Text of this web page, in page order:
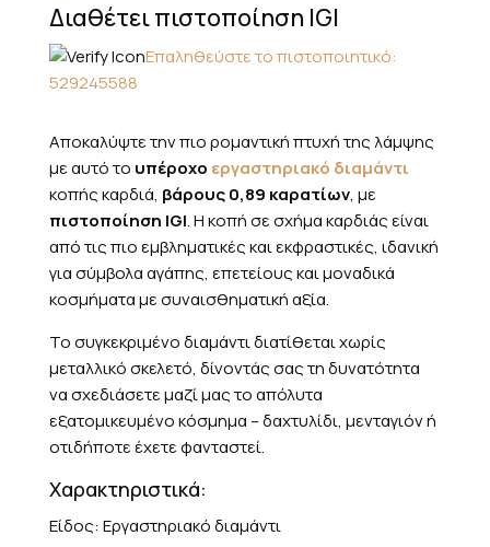
Διαθέτει πιστοποίηση IGI
Επαληθεύστε το πιστοποιητικό:
529245588
Αποκαλύψτε την πιο ρομαντική πτυχή της λάμψης
με αυτό το υπέροχο εργαστηριακό διαμάντι
κοπής καρδιά, βάρους 0,89 καρατίων, με
πιστοποίηση IGI. Η κοπή σε σχήμα καρδιάς είναι
από τις πιο εμβληματικές και εκφραστικές, ιδανική
για σύμβολα αγάπης, επετείους και μοναδικά
κοσμήματα με συναισθηματική αξία.
Το συγκεκριμένο διαμάντι διατίθεται χωρίς
μεταλλικό σκελετό, δίνοντάς σας τη δυνατότητα
να σχεδιάσετε μαζί μας το απόλυτα
εξατομικευμένο κόσμημα – δαχτυλίδι, μενταγιόν ή
οτιδήποτε έχετε φανταστεί.
Χαρακτηριστικά:
Είδος: Εργαστηριακό διαμάντι